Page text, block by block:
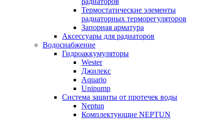
Термостатические элементы
радиаторных терморегуляторов
Запорная арматура
Аксессуары для радиаторов
Водоснабжение
Гидроаккумуляторы
Wester
Джилекс
Aquario
Unipump
Система защиты от протечек воды
Neptun
Комплектующие NEPTUN